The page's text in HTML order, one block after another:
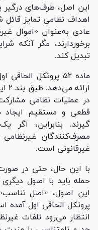
این اصل، طرف‌های درگیر
اهداف نظامی تمایز قائل
عادی به‌عنوان «اموال
برخوردارند، مگر آنکه
تبدیل کند.
ماده ۵۲ پروتکل
در عملیات نظامی
قطعی و مستقیم ایجاد
گیرند. بنابراین، اگر
مصرف‌کنندگان
غیرقانونی است.
با این حال، حتی در
حمله باید با اصول
پروتکل الحاقی اول
انتظار می‌رود تلفات